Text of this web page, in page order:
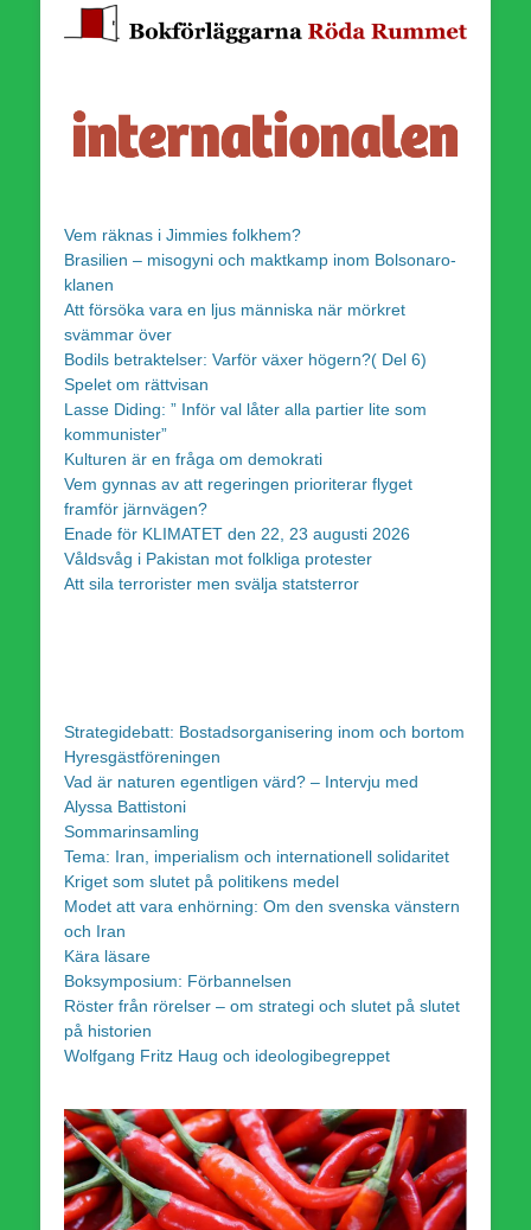
Vem räknas i Jimmies folkhem?
Brasilien – misogyni och maktkamp inom Bolsonaro-
klanen
Att försöka vara en ljus människa när mörkret
svämmar över
Bodils betraktelser: Varför växer högern?( Del 6)
Spelet om rättvisan
Lasse Diding: ” Inför val låter alla partier lite som
kommunister”
Kulturen är en fråga om demokrati
Vem gynnas av att regeringen prioriterar flyget
framför järnvägen?
Enade för KLIMATET den 22, 23 augusti 2026
Våldsvåg i Pakistan mot folkliga protester
Att sila terrorister men svälja statsterror
Strategidebatt: Bostadsorganisering inom och bortom
Hyresgästföreningen
Vad är naturen egentligen värd? – Intervju med
Alyssa Battistoni
Sommarinsamling
Tema: Iran, imperialism och internationell solidaritet
Kriget som slutet på politikens medel
Modet att vara enhörning: Om den svenska vänstern
och Iran
Kära läsare
Boksymposium: Förbannelsen
Röster från rörelser – om strategi och slutet på slutet
på historien
Wolfgang Fritz Haug och ideologibegreppet